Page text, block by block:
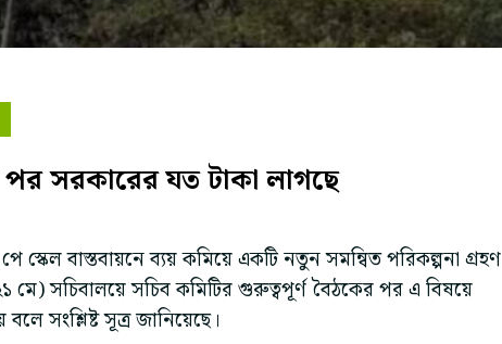
পর সরকারের যত টাকা লাগছে
স্কেল বাস্তবায়নে ব্যয় কমিয়ে একটি নতুন সমন্বিত পরিকল্পনা গ্রহণ
মে) সচিবালয়ে সচিব কমিটির গুরুত্বপূর্ণ বৈঠকের পর এ বিষয়ে
বলে সংশ্লিষ্ট সূত্র জানিয়েছে।